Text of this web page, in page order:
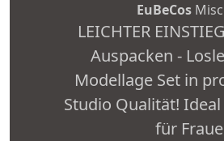
EuBeCos
LEICHTER
Auspacken -
Modellage Set in
Studio Qualität!
für